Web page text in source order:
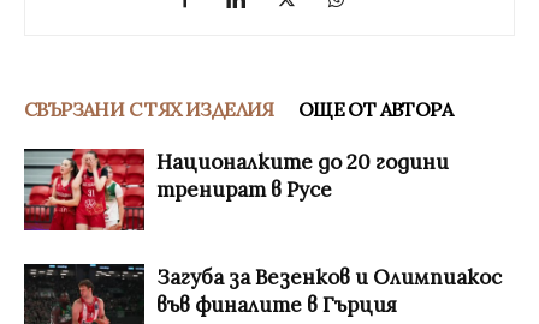
СВЪРЗАНИ С ТЯХ ИЗДЕЛИЯ ОЩЕ ОТ АВТОРА
Националките до 20 години
тренират в Русе
Загуба за Везенков и Олимпиакос
във финалите в Гърция